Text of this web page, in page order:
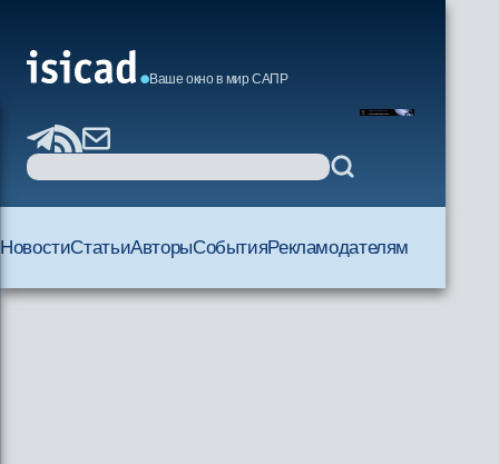
Ваше окно в мир САПР
НовостиСтатьиАвторыСобытияРекламодателям